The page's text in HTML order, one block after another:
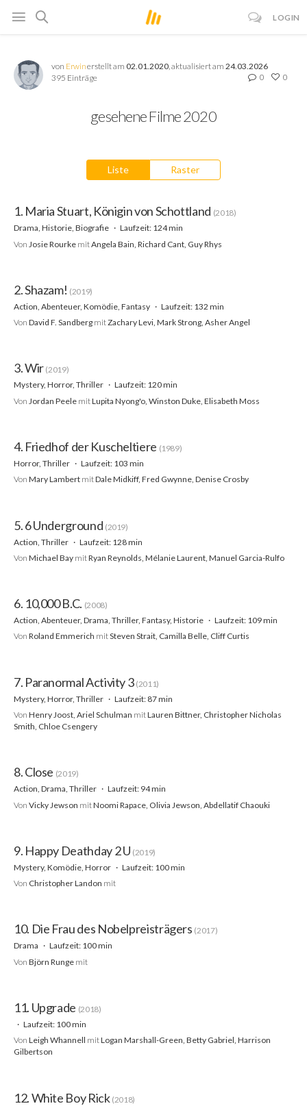
LOGIN
von Erwinerstellt am 02.01.2020 , aktualisiert am24.03.2026
395 Einträge
0 0
gesehene Filme 2020
Liste Raster
1. Maria Stuart, Königin von Schottland (2018)
Drama, Historie, Biografie
Laufzeit: 124 min
Von Josie Rourke mitAngela Bain, Richard Cant, Guy Rhys
2. Shazam! (2019)
Action, Abenteuer, Komödie, Fantasy
Laufzeit: 132 min
Von David F. Sandberg mitZachary Levi, Mark Strong, Asher Angel
3. Wir (2019)
Mystery, Horror, Thriller
Laufzeit: 120 min
Von Jordan Peele mitLupita Nyong'o, Winston Duke, Elisabeth Moss
4. Friedhof der Kuscheltiere (1989)
Horror, Thriller
Laufzeit: 103 min
Von Mary Lambert mitDale Midkiff, Fred Gwynne, Denise Crosby
5. 6 Underground (2019)
Action, Thriller
Laufzeit: 128 min
Von Michael Bay mitRyan Reynolds, Mélanie Laurent, Manuel Garcia-Rulfo
6. 10,000 B.C. (2008)
Action, Abenteuer, Drama, Thriller, Fantasy, Historie
Laufzeit: 109 min
Von Roland Emmerich mitSteven Strait, Camilla Belle, Cliff Curtis
7. Paranormal Activity 3 (2011)
Mystery, Horror, Thriller
Laufzeit: 87 min
Von Henry Joost, Ariel Schulman mitLauren Bittner, Christopher Nicholas
Smith, Chloe Csengery
8. Close (2019)
Action, Drama, Thriller
Laufzeit: 94 min
Von Vicky Jewson mitNoomi Rapace, Olivia Jewson, Abdellatif Chaouki
9. Happy Deathday 2 U (2019)
Mystery, Komödie, Horror
Laufzeit: 100 min
Von Christopher Landon mit
10. Die Frau des Nobelpreisträgers (2017)
Drama
Laufzeit: 100 min
Von Björn Runge mit
11. Upgrade (2018)
Laufzeit: 100 min
Von Leigh Whannell mitLogan Marshall-Green, Betty Gabriel, Harrison
Gilbertson
12. White Boy Rick (2018)